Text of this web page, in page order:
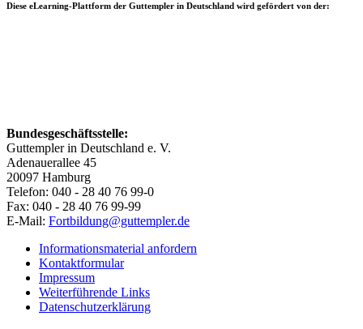
Diese eLearning-Plattform der Guttempler in Deutschland wird gefördert von der:
Bundesgeschäftsstelle:
Guttempler in Deutschland e. V.
Adenauerallee 45
20097 Hamburg
Telefon: 040 - 28 40 76 99-0
Fax: 040 - 28 40 76 99-99
E-Mail: Fortbildung@guttempler.de
Informationsmaterial anfordern
Kontaktformular
Impressum
Weiterführende Links
Datenschutzerklärung